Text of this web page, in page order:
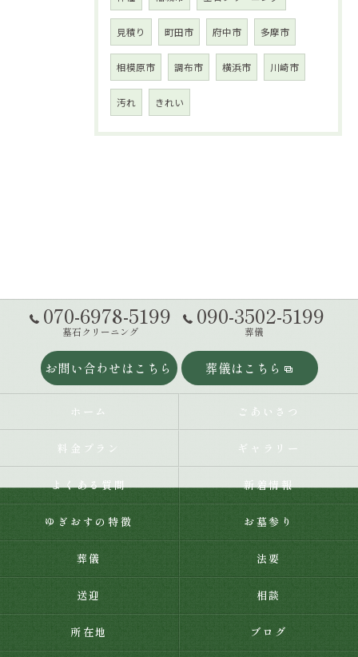
見積り 町田市 府中市 多摩市
相模原市 調布市 横浜市 川崎市
汚れ きれい
070-6978-5199
墓石クリーニング
090-3502-5199
葬儀
お問い合わせはこちら 葬儀はこちら
ホーム ごあいさつ
料金プラン ギャラリー
よくある質問 新着情報
ゆぎおすの特徴 お墓参り
葬儀 法要
送迎 相談
所在地 ブログ